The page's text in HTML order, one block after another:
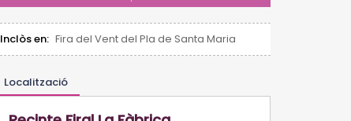
Inclòs en: Fira del Vent del Pla de Santa Maria
Localització